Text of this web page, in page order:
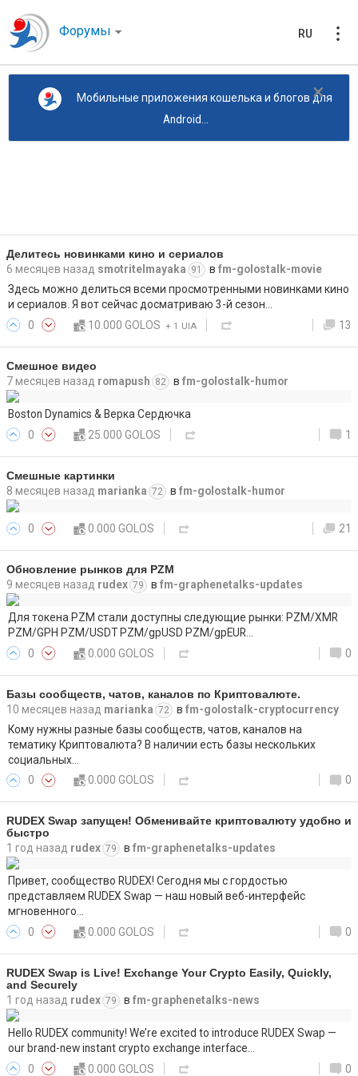
Форумы RU
×
Мобильные приложения кошелька и блогов для
Android...
Делитесь новинками кино и сериалов
6 месяцев назад smotritelmayaka 91 в fm-golostalk-movie
Здесь можно делиться всеми просмотренными новинками кино
и сериалов. Я вот сейчас досматриваю 3-й сезон…
0
10.000 GOLOS +1 UIA 13
Смешное видео
7 месяцев назад romapush 82 в fm-golostalk-humor
Boston Dynamics & Верка Сердючка
0
25.000 GOLOS 1
Смешные картинки
8 месяцев назад marianka 72 в fm-golostalk-humor
0 0.000 GOLOS 21
Обновление рынков для PZM
9 месяцев назад rudex 79 в fm-graphenetalks-updates
Для токена PZM стали доступны следующие рынки: PZM/XMR
PZM/GPH PZM/USDT PZM/gpUSD PZM/gpEUR…
0
0.000 GOLOS 0
Базы сообществ, чатов, каналов по Криптовалюте.
10 месяцев назад marianka 72 в fm-golostalk-cryptocurrency
Кому нужны разные базы сообществ, чатов, каналов на
тематику Криптовалюта? В наличии есть базы нескольких
социальных…
0
0.000 GOLOS 0
RUDEX Swap запущен! Обменивайте криптовалюту удобно и
быстро
1 год назад rudex 79 в fm-graphenetalks-updates
Привет, сообщество RUDEX! Сегодня мы с гордостью
представляем RUDEX Swap — наш новый веб-интерфейс
мгновенного…
0
0.000 GOLOS 0
RUDEX Swap is Live! Exchange Your Crypto Easily, Quickly,
and Securely
1 год назад rudex 79 в fm-graphenetalks-news
Hello RUDEX community! We’re excited to introduce RUDEX Swap —
our brand-new instant crypto exchange interface…
0
0.000 GOLOS 0